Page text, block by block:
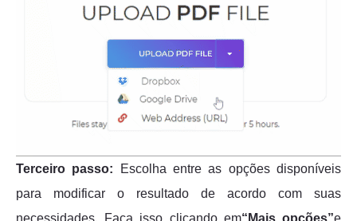
Terceiro passo: Escolha entre as opções disponíveis
para modificar o resultado de acordo com suas